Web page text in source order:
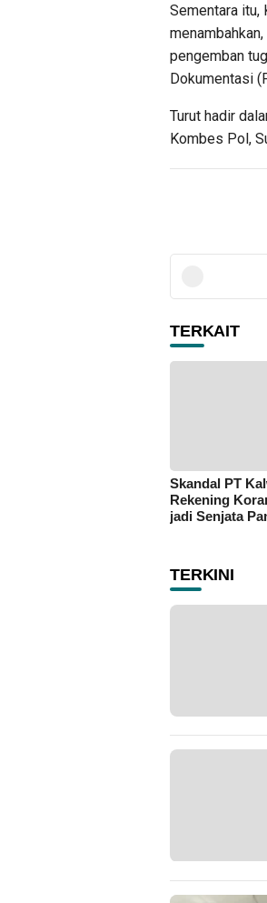
Sementara itu,
pengemban
Dokumentasi
Turut hadir
Kombes Pol,
TERKAIT
Skandal PT
Rekening
jadi Senjata
TERKINI